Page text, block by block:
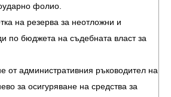
фолио.
на резерва за неотложни и
по бюджета на съдебната власт за
административния ръководител на
за осигуряване на средства за